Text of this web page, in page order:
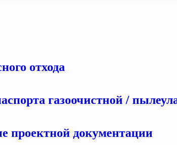
отхода
газоочистной /
проектной документации